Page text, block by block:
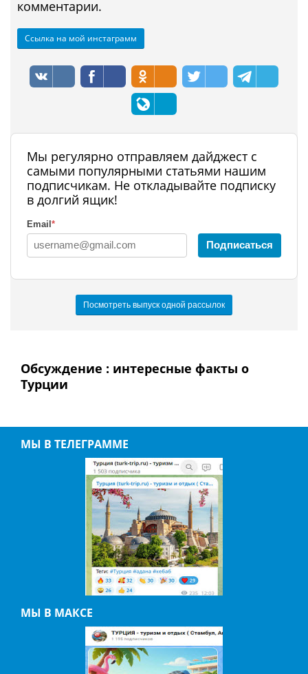
комментарии.
Ссылка на мой инстаграмм
Мы регулярно отправляем дайджест с
самыми популярными статьями нашим
подписчикам. Не откладывайте подписку
в долгий ящик!
Email *
Подписаться
Посмотреть выпуск одной рассылок
Обсуждение : интересные факты о
Турции
МЫ В ТЕЛЕГРАММЕ
МЫ В МАКСЕ